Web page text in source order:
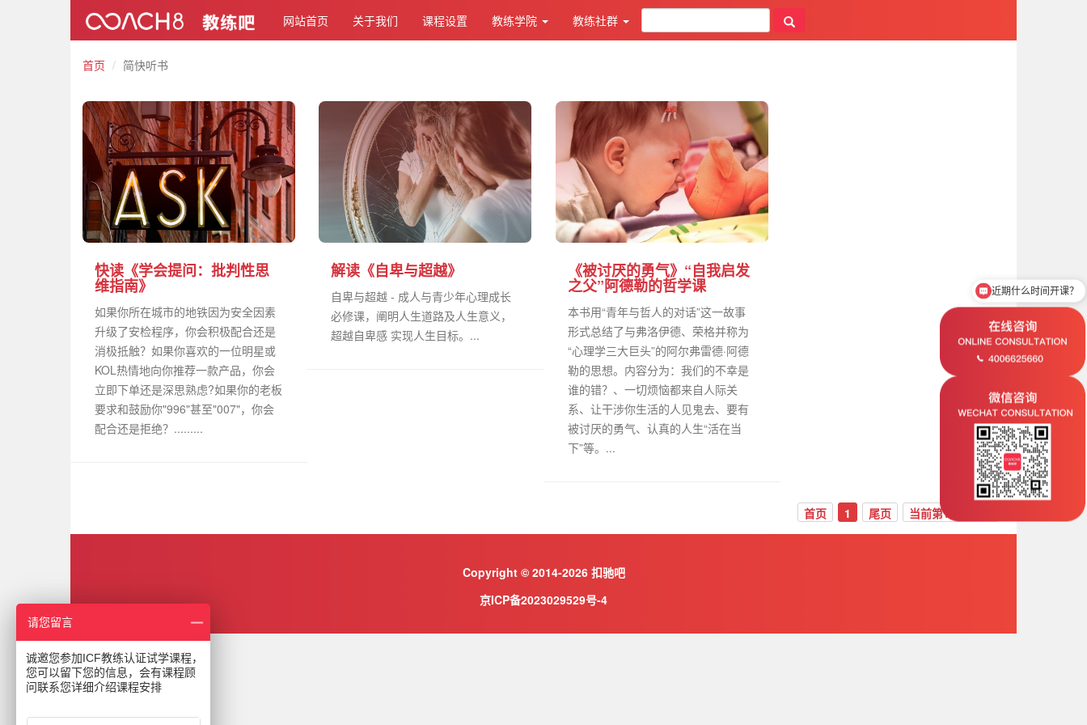
网站首页 关于我们 课程设置 教练学院 教练社群
首页 简快听书
快读《学会提问：批判性思
维指南》
如果你所在城市的地铁因为安全因素
升级了安检程序，你会积极配合还是
消极抵触？如果你喜欢的一位明星或
KOL热情地向你推荐一款产品，你会
立即下单还是深思熟虑?如果你的老板
要求和鼓励你"996"甚至"007"，你会
配合还是拒绝？.........
解读《自卑与超越》
自卑与超越 - 成人与青少年心理成长
必修课，阐明人生道路及人生意义，
超越自卑感 实现人生目标。...
《被讨厌的勇气》“自我启发
之父”阿德勒的哲学课
本书用“青年与哲人的对话”这一故事
形式总结了与弗洛伊德、荣格并称为
“心理学三大巨头”的阿尔弗雷德·阿德
勒的思想。内容分为：我们的不幸是
谁的错？、一切烦恼都来自人际关
系、让干涉你生活的人见鬼去、要有
被讨厌的勇气、认真的人生“活在当
下”等。...
首页 1 尾页 当前第1页/共1页
Copyright © 2014-2026 扣驰吧
京ICP备2023029529号-4
近期什么时间开课？
请您留言
诚邀您参加ICF教练认证试学课程，
您可以留下您的信息，会有课程顾
问联系您详细介绍课程安排